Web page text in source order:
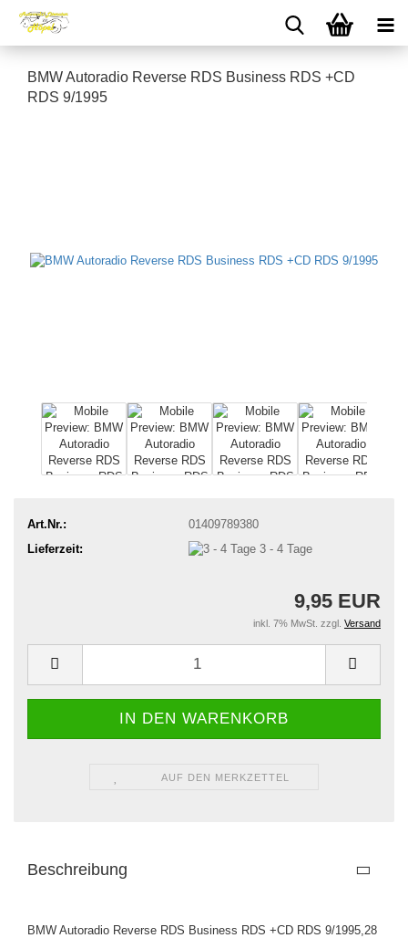
BMW Autoradio Reverse RDS Business RDS +CD
RDS 9/1995
Art.Nr.:
01409789380
Lieferzeit:
3 - 4 Tage
9,95 EUR
inkl. 7% MwSt. zzgl. Versand
AUF DEN MERKZETTEL
Beschreibung
BMW Autoradio Reverse RDS Business RDS +CD RDS 9/1995,28